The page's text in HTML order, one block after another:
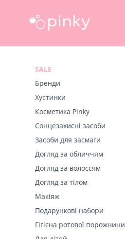
SALE
Бренди
Хустинки
Косметика Pinky
Сонцезахисні засоби
Засоби для засмаги
Догляд за обличчям
Догляд за волоссям
Догляд за тілом
Макіяж
Подарункові набори
Гігієна ротової порожнини
Фільтр
Бренд (1)
Тип шкіри (1)